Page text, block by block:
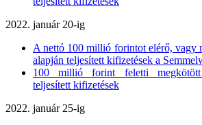
2022. január 20-ig
A nettó 100 millió forintot elérő, vagy
alapján teljesített kifizetések a
100 millió forint feletti megkötött
teljesített kifizetések
2022. január 25-ig